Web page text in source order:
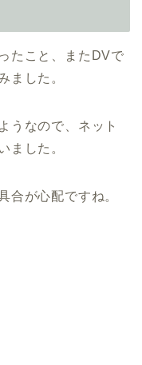
たこと、またDVで
ました。
うなので、ネット
ました。
合が心配ですね。